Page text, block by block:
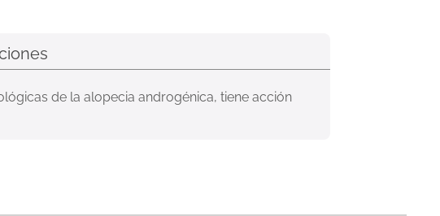
de la alopecia androgénica, tiene acción